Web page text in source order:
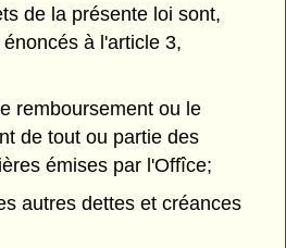
de la présente loi sont,
à l'article 3,
remboursement ou le
de tout ou partie des
émises par l'Offîce;
autres dettes et créances